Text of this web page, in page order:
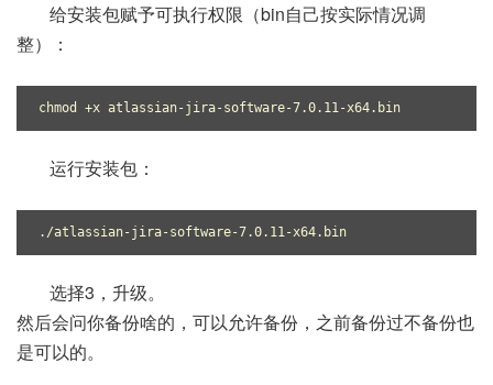
给安装包赋予可执行权限（bin自己按实际情况调
整）：
chmod +x atlassian-jira-software-7.0.11-x64.bin
运行安装包：
./atlassian-jira-software-7.0.11-x64.bin
选择3，升级。
然后会问你备份啥的，可以允许备份，之前备份过不备份也
是可以的。